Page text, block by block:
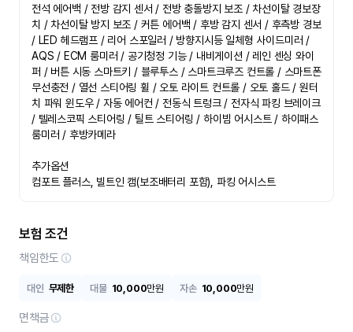
전석 에어백 / 전방 감지 센서 / 전방 충돌방지 보조 / 차선이탈 경보장
치 / 차선이탈 방지 보조 / 커튼 에어백 / 후방 감지 센서 / 후측방 경보
/ LED 헤드램프 / 리어 스포일러 / 방향지시등 일체형 사이드미러 /
AQS / ECM 룸미러 / 공기청정 기능 / 내비게이션 / 레인 센싱 와이
퍼 / 버튼 시동 스마트키 / 블루투스 / 스마트크루즈 컨트롤 / 스마트폰
무선충전 / 열선 스티어링 휠 / 오토 라이트 컨트롤 / 오토 홀드 / 원터
치 파워 윈도우 / 자동 에어컨 / 전동식 트렁크 / 전자식 파킹 브레이크
/ 텔레스코픽 스티어링 / 틸트 스티어링 / 하이빔 어시스트 / 하이패스
룸미러 / 후방카메라
추가옵션
컴포트 플러스, 빌트인 캠(보조배터리 포함), 파킹 어시스트
보험 조건
책임한도
대인 무제한 대물 10,000만원 자손 10,000만원
면책금